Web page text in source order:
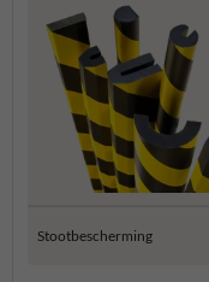
Stootbescherming